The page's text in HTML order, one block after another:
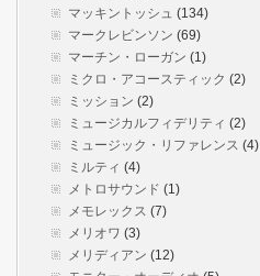
マッキントッシュ (134)
マークレビンソン (69)
マーチン・ローガン (1)
ミクロ・アコースティック (2)
ミッション (2)
ミュージカルフィデリティ (2)
ミュージック・リファレンス (4)
ミルティ (4)
メトロサウンド (1)
メモレックス (7)
メリオワ (3)
メリディアン (12)